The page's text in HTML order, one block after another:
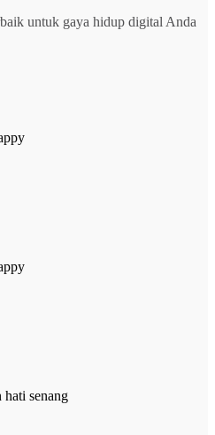
untuk gaya hidup digital Anda
senang